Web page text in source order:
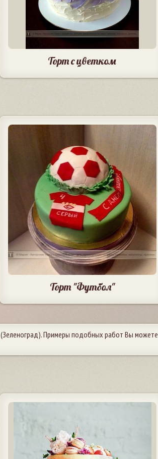
Торт с цветком
Торт "Футбол"
(Зеленоград). Примеры подобных работ Вы можете